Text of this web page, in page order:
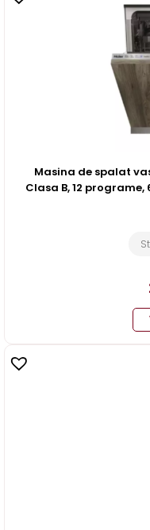
Masina de spalat
Clasa B, 12 programe,